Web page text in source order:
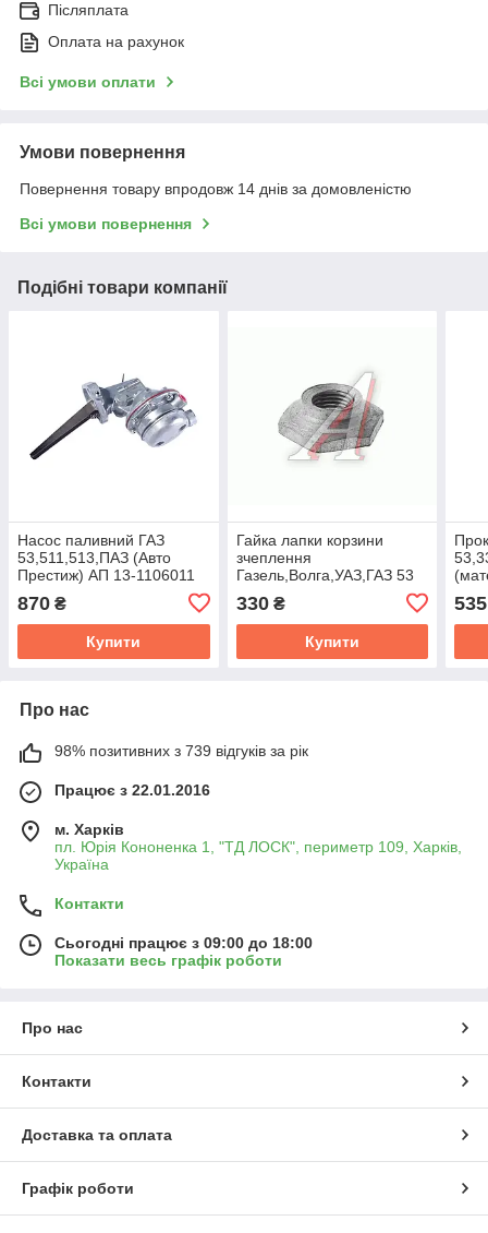
Післяплата
Оплата на рахунок
Всі умови оплати
Умови повернення
Повернення товару впродовж 14 днів за домовленістю
Всі умови повернення
Подібні товари компанії
Насос паливний ГАЗ
53,511,513,ПАЗ (Авто
Престиж) АП 13-1106011
870 ₴
Купити
Гайка лапки корзини
зчеплення
Газель,Волга,УАЗ,ГАЗ 53
330₴
Купити
535
Про нас
98% позитивних з 739 відгуків за рік
Працює з 22.01.2016
м. Харків
пл. Юрія Кононенка 1, "ТД ЛОСК", периметр 109, Харків,
Україна
Контакти
Сьогодні працює з 09:00 до 18:00
Показати весь графік роботи
Про нас
Контакти
Доставка та оплата
Графік роботи